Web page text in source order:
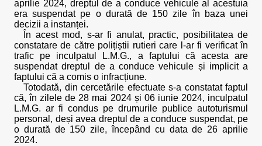
aprilie 2024, dreptul de a conduce vehicule al acestuia
era suspendat pe o durată de 150 zile în baza unei
decizii a instanței.
În acest mod, s-ar fi anulat, practic, posibilitatea de
constatare de către polițiștii rutieri care l-ar fi verificat în
trafic pe inculpatul L.M.G., a faptului că acesta are
suspendat dreptul de a conduce vehicule și implicit a
faptului că a comis o infracțiune.
Totodată, din cercetările efectuate s-a constatat faptul
că, în zilele de 28 mai 2024 și 06 iunie 2024, inculpatul
L.M.G. ar fi condus pe drumurile publice autoturismul
personal, deși avea dreptul de a conduce suspendat, pe
o durată de 150 zile, începând cu data de 26 aprilie
2024.